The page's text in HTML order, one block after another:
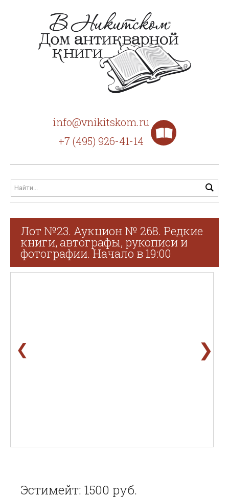
info@vnikitskom.ru
+7 (495) 926-41-14
Лот №23. Аукцион № 268. Редкие
книги, автографы, рукописи и
фотографии. Начало в 19:00
❮ ❯
Эстимейт: 1500 руб.